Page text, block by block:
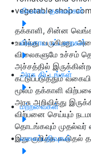
விவசாய தகவல்கள்
விவசாய பட்டறைகள்
அரசு திட்டங்கள்
மற்றவைகள்
வலைப்பதிவுகள்
vegetable shop
தக்காளி, சின்ன
உயர்ந்து வருகிறது.
விலைகளுமே உச்சம்
அச்சத்தில்
கட்டுப்படுத்தும்
மூலம் தக்காளி
அரசு அறிவித்து
விற்பனை செய்யும்
தொடங்கவும் முதல்வர்
இது குறித்த